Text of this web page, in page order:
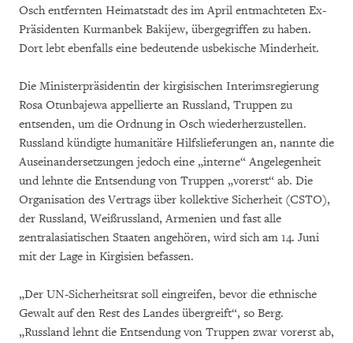
Osch entfernten Heimatstadt des im April entmachteten Ex-
Präsidenten Kurmanbek Bakijew, übergegriffen zu haben.
Dort lebt ebenfalls eine bedeutende usbekische Minderheit.
Die Ministerpräsidentin der kirgisischen Interimsregierung
Rosa Otunbajewa appellierte an Russland, Truppen zu
entsenden, um die Ordnung in Osch wiederherzustellen.
Russland kündigte humanitäre Hilfslieferungen an, nannte die
Auseinandersetzungen jedoch eine „interne“ Angelegenheit
und lehnte die Entsendung von Truppen „vorerst“ ab. Die
Organisation des Vertrags über kollektive Sicherheit (CSTO),
der Russland, Weißrussland, Armenien und fast alle
zentralasiatischen Staaten angehören, wird sich am 14. Juni
mit der Lage in Kirgisien befassen.
„Der UN-Sicherheitsrat soll eingreifen, bevor die ethnische
Gewalt auf den Rest des Landes übergreift“, so Berg.
„Russland lehnt die Entsendung von Truppen zwar vorerst ab,